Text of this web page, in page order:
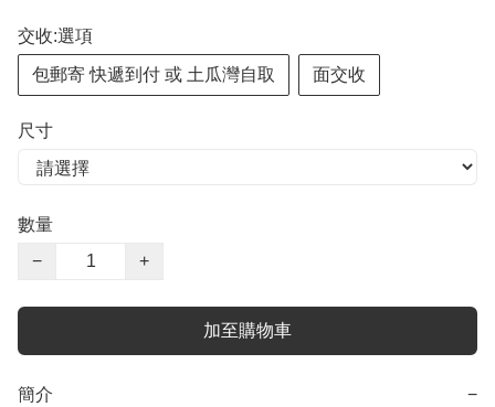
交收:選項
包郵寄 快遞到付 或 土瓜灣自取 面交收
尺寸
數量
−
+
加至購物車
簡介 −